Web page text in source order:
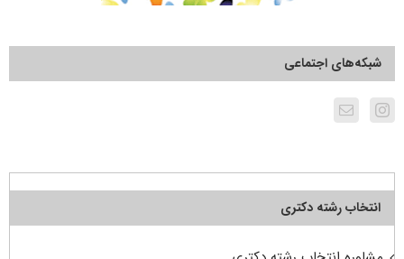
شبکه‌های اجتماعی
انتخاب رشته دکتری